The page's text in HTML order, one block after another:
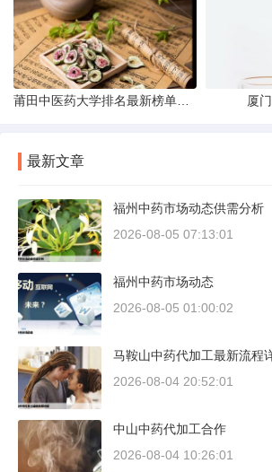
厦
最新文章
福州中药市场动态供需分析
2026-08-05 07:13:01
福州中药市场动态
2026-08-05 01:00:02
马鞍山中药代加工最新流程
2026-08-04 20:52:01
中山中药代加工合作
2026-08-04 10:26:01